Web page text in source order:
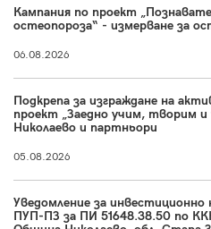
Кампания по проект
остеопороза“ - измерване за
06.08.2026
Подкрепа за изграждане на
проект „Заедно учим, творим
Николаево и партньори
05.08.2026
Уведомление за
ПУП-ПЗ за ПИ 51648.38.50 по